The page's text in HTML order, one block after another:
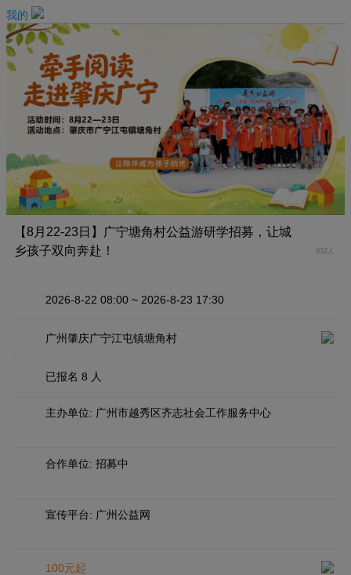
我的
932人
【8月22-23日】广宁塘角村公益游研学招募，让城
乡孩子双向奔赴！
2026-8-22 08:00 ~ 2026-8-23 17:30
广州肇庆广宁江屯镇塘角村
已报名 8 人
主办单位: 广州市越秀区齐志社会工作服务中心
合作单位: 招募中
宣传平台: 广州公益网
100元起